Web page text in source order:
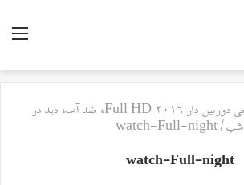
منو
ساعت مچی دوربین دار Full HD 2016، ضد آب، دید در
شب /
watch-Full-night
watch-Full-night